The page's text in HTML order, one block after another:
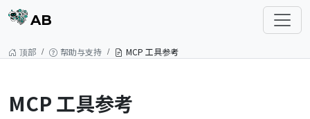
AB
顶部 帮助与支持 MCP 工具参考
MCP 工具参考